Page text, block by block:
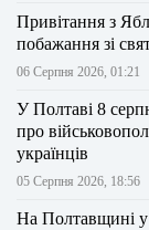
Привітання з
побажання зі
06 Серпня 2026, 01:21
У Полтаві 8
про
українців
05 Серпня 2026, 18:56
На Полтавщині у